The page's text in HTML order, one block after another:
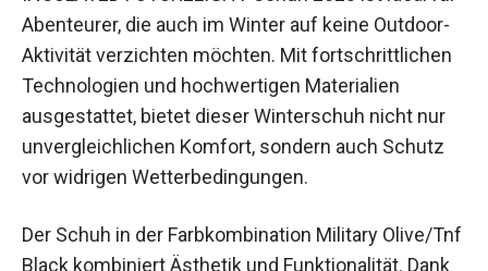
für Abenteurer, die auch im Winter auf keine
Outdoor-Aktivität verzichten möchten. Mit
fortschrittlichen Technologien und hochwertigen
Materialien ausgestattet, bietet dieser
Winterschuh nicht nur unvergleichlichen
Komfort, sondern auch Schutz vor widrigen
Wetterbedingungen.
Der Schuh in der Farbkombination Military